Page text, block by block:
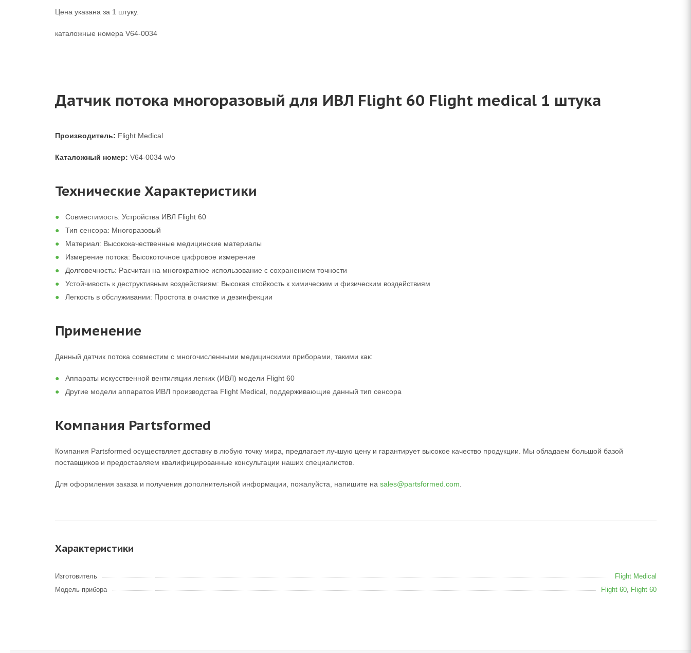
Цена указана за 1 штуку.
каталожные номера V64-0034
Датчик потока многоразовый для ИВЛ Flight 60 Flight medical 1 штука
Производитель: Flight Medical
Каталожный номер: V64-0034 w/o
Технические Характеристики
Совместимость: Устройства ИВЛ Flight 60
Тип сенсора: Многоразовый
Материал: Высококачественные медицинские материалы
Измерение потока: Высокоточное цифровое измерение
Долговечность: Расчитан на многократное использование с сохранением точности
Устойчивость к деструктивным воздействиям: Высокая стойкость к химическим и физическим воздействиям
Легкость в обслуживании: Простота в очистке и дезинфекции
Применение
Данный датчик потока совместим с многочисленными медицинскими приборами, такими как:
Аппараты искусственной вентиляции легких (ИВЛ) модели Flight 60
Другие модели аппаратов ИВЛ производства Flight Medical, поддерживающие данный тип сенсора
Компания Partsformed
Компания Partsformed осуществляет доставку в любую точку мира, предлагает лучшую цену и гарантирует высокое качество продукции. Мы обладаем большой базой
поставщиков и предоставляем квалифицированные консультации наших специалистов.
Для оформления заказа и получения дополнительной информации, пожалуйста, напишите на sales@partsformed.com
Характеристики
Изготовитель
Flight Medical
Модель прибора
Flight 60, Flight 60